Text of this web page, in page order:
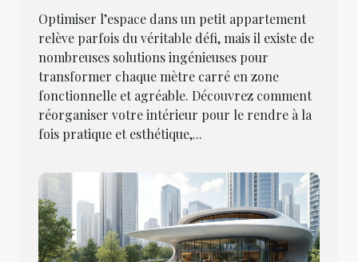
Optimiser l’espace dans un petit appartement
relève parfois du véritable défi, mais il existe de
nombreuses solutions ingénieuses pour
transformer chaque mètre carré en zone
fonctionnelle et agréable. Découvrez comment
réorganiser votre intérieur pour le rendre à la
fois pratique et esthétique,...